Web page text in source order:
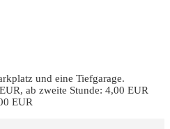
und eine Tiefgarage.
ab zweite Stunde: 4,00 EUR
EUR